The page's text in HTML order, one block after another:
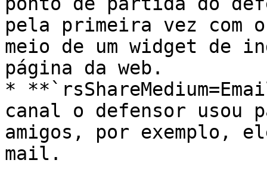
pela primeira vez com
meio de um widget de
página da web.
*
canal o defensor usou
amigos, por exemplo,
mail.